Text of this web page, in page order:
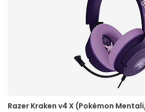
Razer Kraken v4 X (Pokémon